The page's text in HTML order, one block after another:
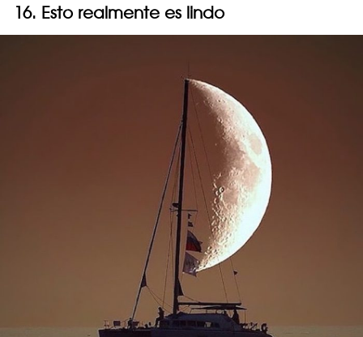
16. Esto realmente es lindo